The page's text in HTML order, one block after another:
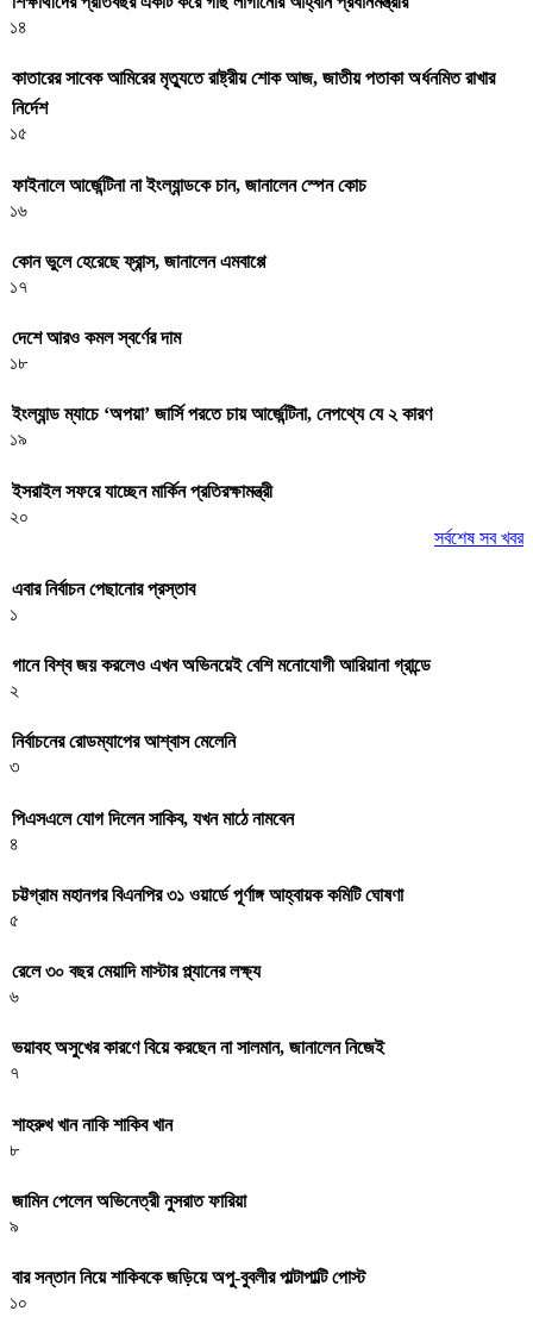
১৪
কাতারের সাবেক আমিরের মৃত্যুতে রাষ্ট্রীয় শোক আজ, জাতীয় পতাকা অর্ধনমিত রাখার
নির্দেশ
১৫
ফাইনালে আর্জেন্টিনা না ইংল্যান্ডকে চান, জানালেন স্পেন কোচ
১৬
কোন ভুলে হেরেছে ফ্রান্স, জানালেন এমবাপ্পে
১৭
দেশে আরও কমল স্বর্ণের দাম
১৮
ইংল্যান্ড ম্যাচে ‘অপয়া’ জার্সি পরতে চায় আর্জেন্টিনা, নেপথ্যে যে ২ কারণ
১৯
ইসরাইল সফরে যাচ্ছেন মার্কিন প্রতিরক্ষামন্ত্রী
২০
সর্বশেষ সব খবর
এবার নির্বাচন পেছানোর প্রস্তাব
১
গানে বিশ্ব জয় করলেও এখন অভিনয়েই বেশি মনোযোগী আরিয়ানা গ্রান্ডে
২
নির্বাচনের রোডম্যাপের আশ্বাস মেলেনি
৩
পিএসএলে যোগ দিলেন সাকিব, যখন মাঠে নামবেন
৪
চট্টগ্রাম মহানগর বিএনপির ৩১ ওয়ার্ডে পূর্ণাঙ্গ আহ্বায়ক কমিটি ঘোষণা
৫
রেলে ৩০ বছর মেয়াদি মাস্টার প্ল্যানের লক্ষ্য
৬
ভয়াবহ অসুখের কারণে বিয়ে করছেন না সালমান, জানালেন নিজেই
৭
শাহরুখ খান নাকি শাকিব খান
৮
জামিন পেলেন অভিনেত্রী নুসরাত ফারিয়া
৯
বার সন্তান নিয়ে শাকিবকে জড়িয়ে অপু-বুবলীর পাল্টাপাল্টি পোস্ট
১০